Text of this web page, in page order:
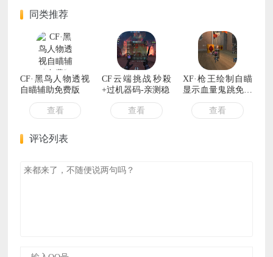
同类推荐
CF·黑鸟人物透视
自瞄辅助免费版
查看
CF云端挑战秒殺
+过机器码-亲测稳
查看
XF·枪王绘制自瞄
显示血量鬼跳免费
辅助
查看
评论列表